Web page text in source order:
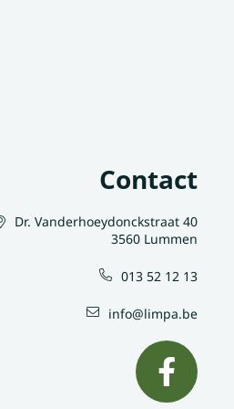
Contact
Dr. Vanderhoeydonckstraat 40
3560 Lummen
013 52 12 13
info@limpa.be